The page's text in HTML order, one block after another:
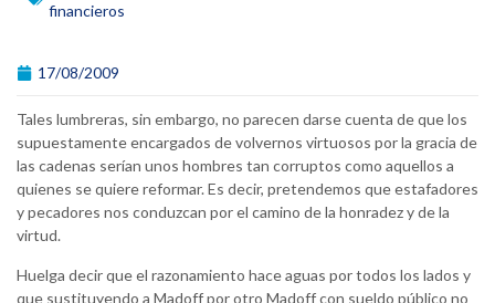
financieros
17/08/2009
Tales lumbreras, sin embargo, no parecen darse cuenta de que los
supuestamente encargados de volvernos virtuosos por la gracia de
las cadenas serían unos hombres tan corruptos como aquellos a
quienes se quiere reformar. Es decir, pretendemos que estafadores
y pecadores nos conduzcan por el camino de la honradez y de la
virtud.
Huelga decir que el razonamiento hace aguas por todos los lados y
que sustituyendo a Madoff por otro Madoff con sueldo público no